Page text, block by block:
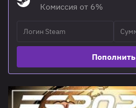
Комиссия от 6%
Пополнить